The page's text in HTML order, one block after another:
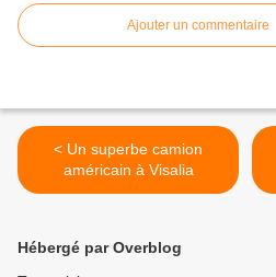
Ajouter un commentaire
< Un superbe camion
américain à Visalia
Hébergé par Overblog